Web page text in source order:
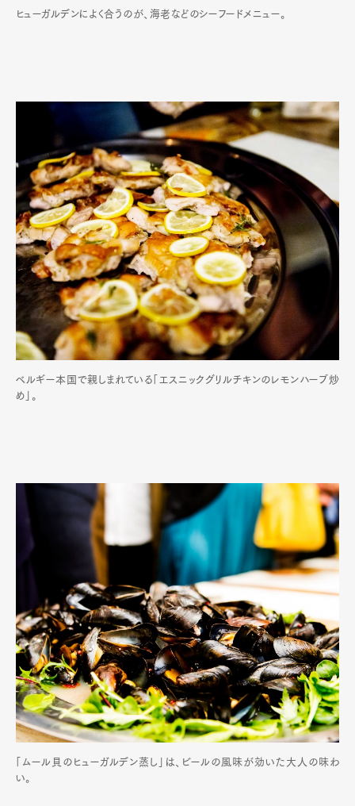
ヒューガルデンによく合うのが、海老などのシーフードメニュー。
ベルギー本国で親しまれている「エスニックグリルチキンのレモンハーブ炒
め」。
「ムール貝のヒューガルデン蒸し」は、ビールの風味が効いた大人の味わ
い。